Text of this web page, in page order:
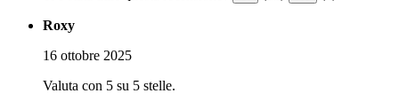
Roxy
16 ottobre 2025
Valuta con 5 su 5 stelle.